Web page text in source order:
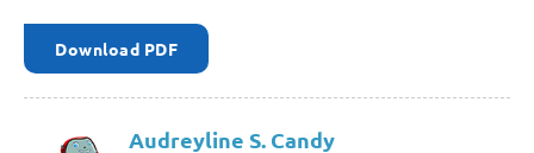
Download PDF
Audreyline S. Candy